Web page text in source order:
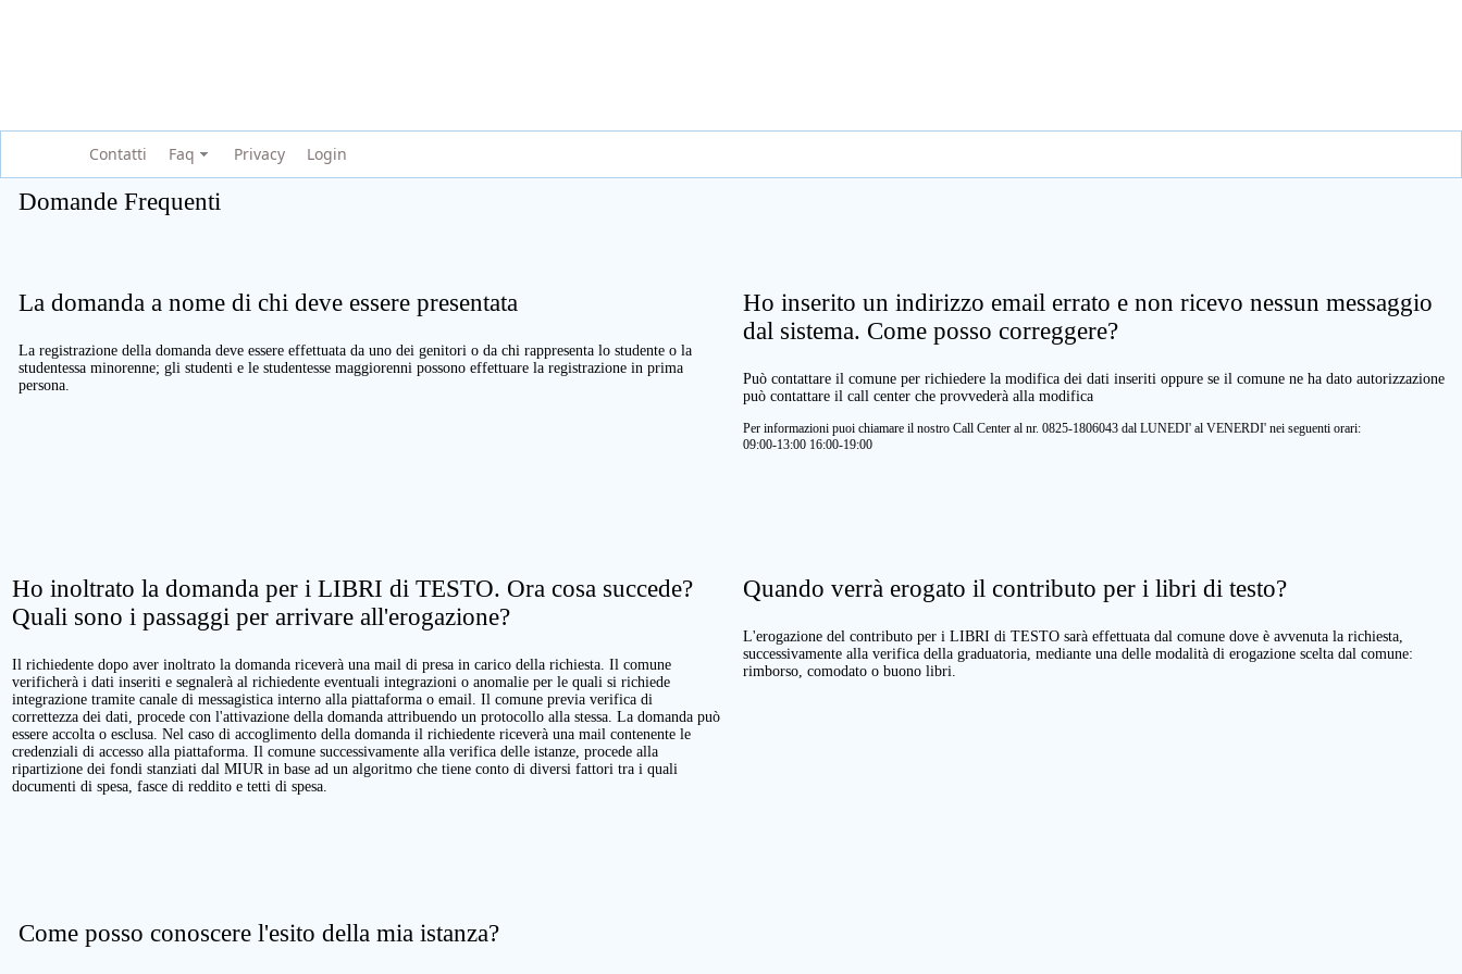
Contatti Faq Privacy Login
Domande Frequenti
La domanda a nome di chi deve essere presentata
La registrazione della domanda deve essere effettuata da uno dei genitori o da chi rappresenta lo studente o la
studentessa minorenne; gli studenti e le studentesse maggiorenni possono effettuare la registrazione in prima
persona.
Ho inserito un indirizzo email errato e non ricevo nessun messaggio
dal sistema. Come posso correggere?
Può contattare il comune per richiedere la modifica dei dati inseriti oppure se il comune ne ha dato autorizzazione
può contattare il call center che provvederà alla modifica
Per informazioni puoi chiamare il nostro Call Center al nr. 0825-1806043 dal LUNEDI' al VENERDI' nei seguenti orari:
09:00-13:00 16:00-19:00
Ho inoltrato la domanda per i LIBRI di TESTO. Ora cosa succede?
Quali sono i passaggi per arrivare all'erogazione?
Il richiedente dopo aver inoltrato la domanda riceverà una mail di presa in carico della richiesta. Il comune
verificherà i dati inseriti e segnalerà al richiedente eventuali integrazioni o anomalie per le quali si richiede
integrazione tramite canale di messagistica interno alla piattaforma o email. Il comune previa verifica di
correttezza dei dati, procede con l'attivazione della domanda attribuendo un protocollo alla stessa. La domanda può
essere accolta o esclusa. Nel caso di accoglimento della domanda il richiedente riceverà una mail contenente le
credenziali di accesso alla piattaforma. Il comune successivamente alla verifica delle istanze, procede alla
ripartizione dei fondi stanziati dal MIUR in base ad un algoritmo che tiene conto di diversi fattori tra i quali
documenti di spesa, fasce di reddito e tetti di spesa.
Quando verrà erogato il contributo per i libri di testo?
L'erogazione del contributo per i LIBRI di TESTO sarà effettuata dal comune dove è avvenuta la richiesta,
successivamente alla verifica della graduatoria, mediante una delle modalità di erogazione scelta dal comune:
rimborso, comodato o buono libri.
Come posso conoscere l'esito della mia istanza?